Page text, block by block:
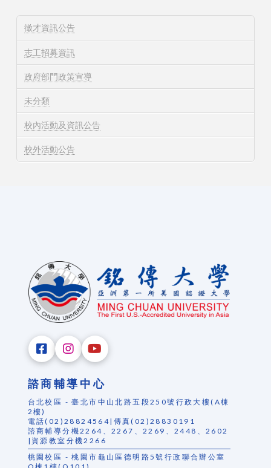
徵才資訊公告
志工招募資訊
政府部門政策宣導
未分類
校內活動及資訊公告
校外活動公告
諮商輔導中心
台北校區 - 臺北市中山北路五段250號行政大樓(A棟
2樓)
電話(02)28824564|傳真(02)28830191
諮商輔導分機2264、2267、2269、2448、2602
|資源教室分機2266
桃園校區 - 桃園市龜山區德明路5號行政聯合辦公室